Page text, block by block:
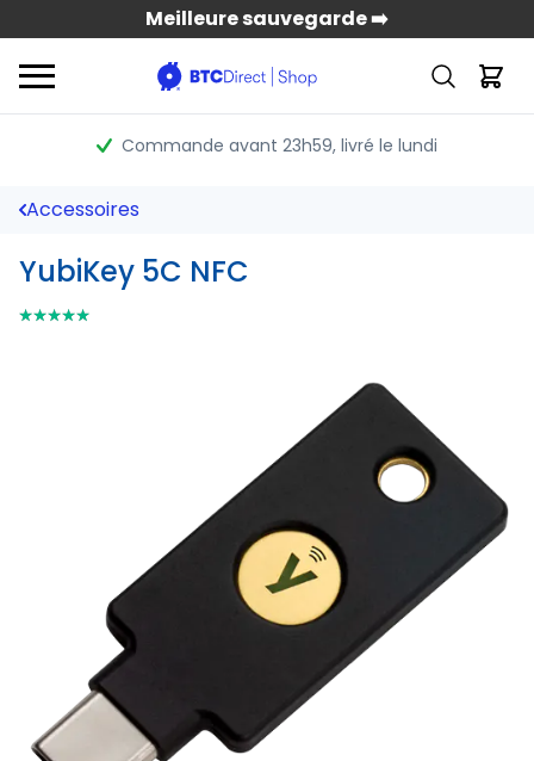
Meilleure sauvegarde ➡️
Commande avant 23h59, livré le lundi
Accessoires
YubiKey 5C NFC
⭑⭑⭑⭑⭑
⭑⭑⭑⭑⭑